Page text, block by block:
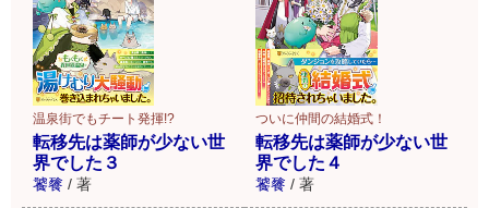
温泉街でもチート発揮!?
転移先は薬師が少ない世
界でした３
饕餮 / 著
ついに仲間の結婚式！
転移先は薬師が少ない世
界でした４
饕餮 / 著